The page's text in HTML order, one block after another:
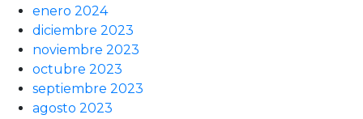
enero 2024
diciembre 2023
noviembre 2023
octubre 2023
septiembre 2023
agosto 2023